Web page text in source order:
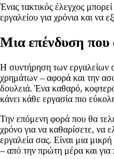
Ένας τακτικός έλεγχος
εργαλείου για χρόνια και να
Μια επένδυση που
Η συντήρηση των εργαλείων
χρημάτων – αφορά και την
δουλειά. Ένα καθαρό,
κάνει κάθε εργασία πιο
Την επόμενη φορά που θα
χρόνο για να καθαρίσετε, να
εργαλεία σας. Είναι μια
– από την πρώτη μέρα και για